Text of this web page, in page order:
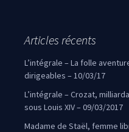
Articles récents
L’intégrale – La folle
dirigeables – 10/03/17
L’intégrale – Crozat,
sous Louis XIV – 09/03/2017
Madame de Staël, femme